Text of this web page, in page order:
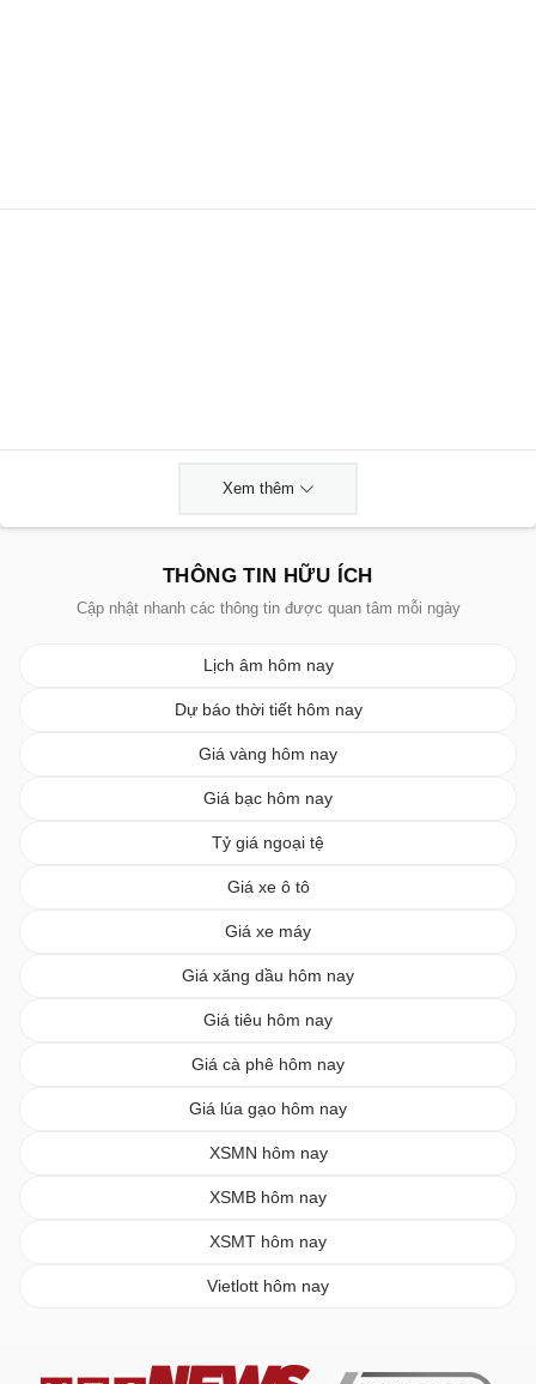
Xem thêm
THÔNG TIN HỮU ÍCH
Cập nhật nhanh các thông tin được quan tâm mỗi ngày
Lịch âm hôm nay
Dự báo thời tiết hôm nay
Giá vàng hôm nay
Giá bạc hôm nay
Tỷ giá ngoại tệ
Giá xe ô tô
Giá xe máy
Giá xăng dầu hôm nay
Giá tiêu hôm nay
Giá cà phê hôm nay
Giá lúa gạo hôm nay
XSMN hôm nay
XSMB hôm nay
XSMT hôm nay
Vietlott hôm nay